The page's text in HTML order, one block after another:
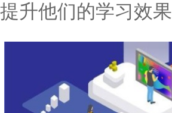
升他们的学习效